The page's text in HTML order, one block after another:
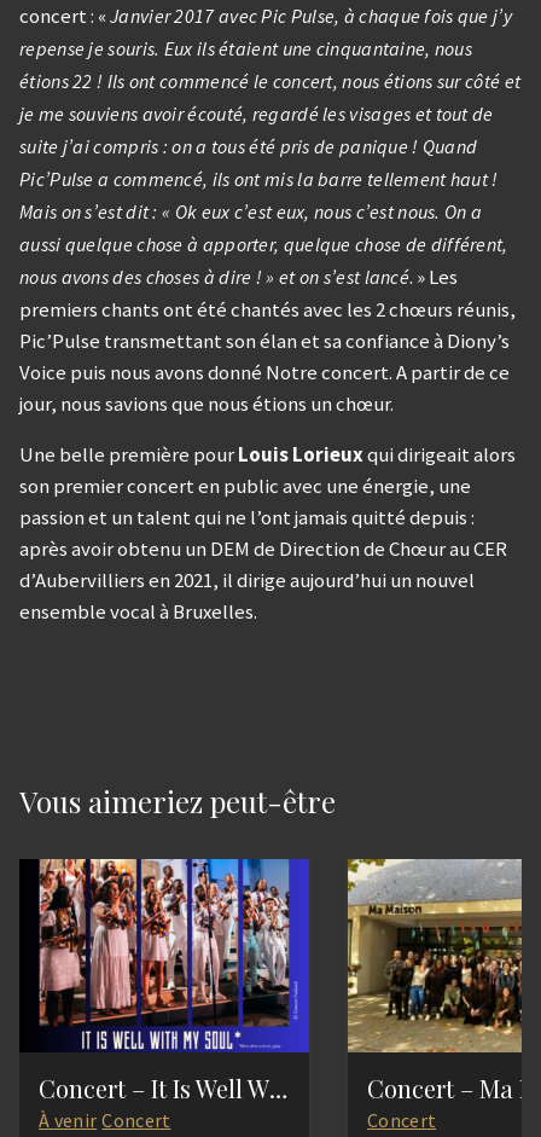
concert : «Janvier 2017 avec Pic Pulse, à chaque fois que j’y
repense je souris. Eux ils étaient une cinquantaine, nous
étions 22 ! Ils ont commencé le concert, nous étions sur côté et
je me souviens avoir écouté, regardé les visages et tout de
suite j’ai compris : on a tous été pris de panique ! Quand
Pic’Pulse a commencé, ils ont mis la barre tellement haut !
Mais on s’est dit : « Ok eux c’est eux, nous c’est nous. On a
aussi quelque chose à apporter, quelque chose de différent,
nous avons des choses à dire ! » et on s’est lancé. » Les
premiers chants ont été chantés avec les 2 chœurs réunis,
Pic’Pulse transmettant son élan et sa confiance à Diony’s
Voice puis nous avons donné Notre concert. A partir de ce
jour, nous savions que nous étions un chœur.
Une belle première pourLouis Lorieuxqui dirigeait alors
son premier concert en public avec une énergie, une
passion et un talent qui ne l’ont jamais quitté depuis :
après avoir obtenu un DEM de Direction de Chœur au CER
d’Aubervilliers en 2021, il dirige aujourd’hui un nouvel
ensemble vocal à Bruxelles.
Vous aimeriez peut-être
Concert – It Is Well With My Soul
À venir Concert
Concert – Ma
Concert